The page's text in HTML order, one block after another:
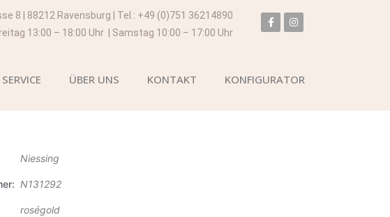
8 | 88212 Ravensburg | Tel.: +49 (0)751 36214890
13:00 – 18:00 Uhr | Samstag 10:00 – 17:00 Uhr
SERVICE ÜBER UNS KONTAKT KONFIGURATOR
Niessing
N131292
roségold